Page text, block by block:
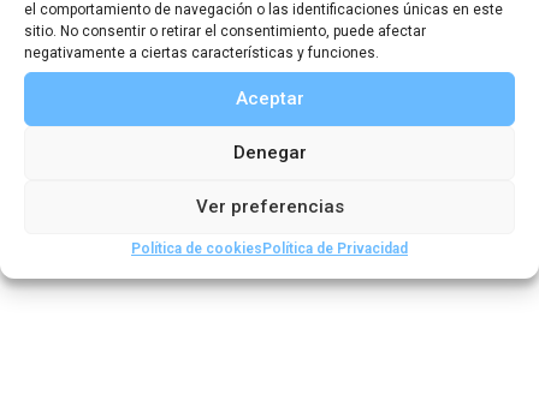
el comportamiento de navegación o las identificaciones únicas en este
sitio. No consentir o retirar el consentimiento, puede afectar
negativamente a ciertas características y funciones.
Aceptar
Denegar
Ver preferencias
Política de cookiesPolítica de Privacidad
1504)
El descubrimiento de América
exploradores,Los viajes de Colón